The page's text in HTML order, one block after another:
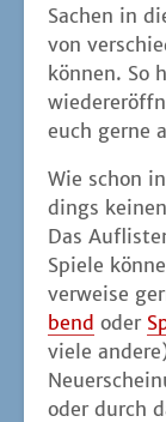
Sachen in
von
kön­nen. So
euch ger­ne
Wie schon
dings
Das
Spie­le
ver­wei­se
bend oder
vie­le
oder durch